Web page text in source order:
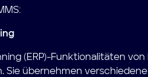
(ERP)-Funktionalitäten von
Sie übernehmen